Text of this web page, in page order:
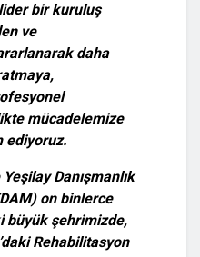
bir kuruluş
ve
daha
mücadelemize
ediyoruz.
Danışmanlık
on binlerce
büyük şehrimizde,
Rehabilitasyon